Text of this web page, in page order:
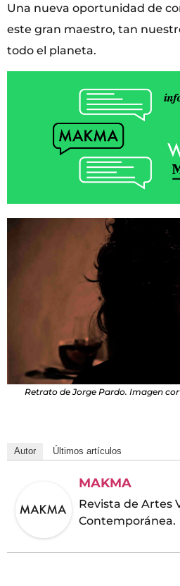
Una nueva oportunidad de
este gran maestro, tan
todo el planeta.
Retrato de Jorge Pardo. Imagen
Autor Últimos artículos
MAKMA
Revista de Artes
Contemporánea.